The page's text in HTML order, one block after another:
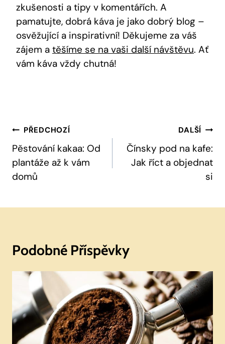
zkušenosti a tipy v komentářích. A
pamatujte, dobrá káva je jako dobrý blog –
osvěžující a inspirativní! Děkujeme za váš
zájem a těšíme se na vaši další návštěvu. Ať
vám káva vždy chutná!
Navigace
Pro
Příspěvek
PŘEDCHOZÍ
Pěstování kakaa: Od
plantáže až k vám
domů
DALŠÍ
Čínsky pod na kafe:
Jak říct a objednat
si
Podobné Příspěvky